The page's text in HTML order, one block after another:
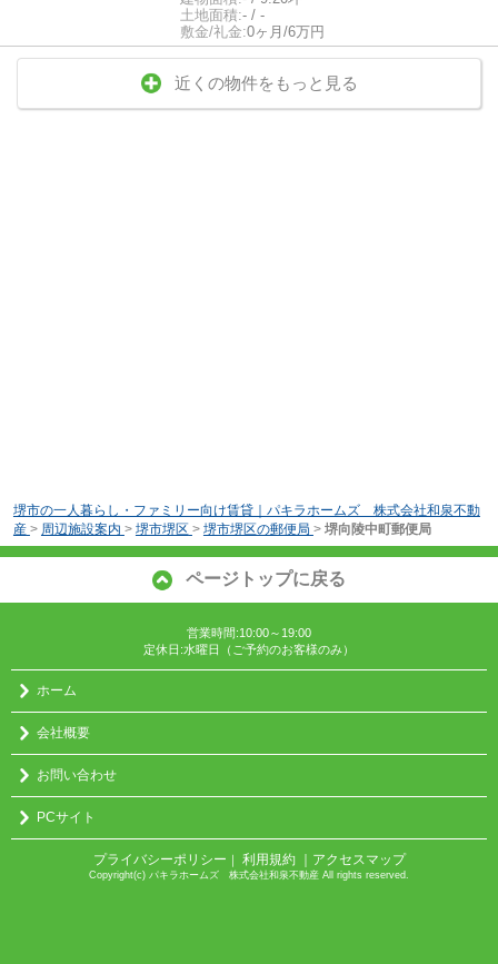
土地面積:- / -
敷金/礼金:0ヶ月/6万円
近くの物件をもっと見る
堺市の一人暮らし・ファミリー向け賃貸｜パキラホームズ 株式会社和泉不動
産 > 周辺施設案内 > 堺市堺区 > 堺市堺区の郵便局 > 堺向陵中町郵便局
ページトップに戻る
営業時間:10:00～19:00
定休日:水曜日（ご予約のお客様のみ）
ホーム
会社概要
お問い合わせ
PCサイト
プライバシーポリシー ｜ 利用規約 ｜アクセスマップ
Copyright(c) パキラホームズ 株式会社和泉不動産 All rights reserved.